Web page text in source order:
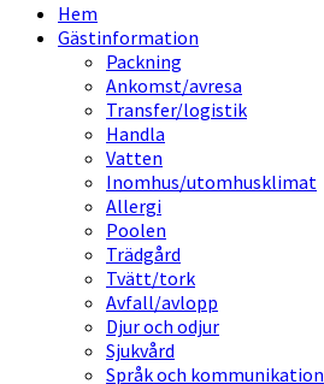
Hem
Gästinformation
Packning
Ankomst/avresa
Transfer/logistik
Handla
Vatten
Inomhus/utomhusklimat
Allergi
Poolen
Trädgård
Tvätt/tork
Avfall/avlopp
Djur och odjur
Sjukvård
Språk och kommunikation